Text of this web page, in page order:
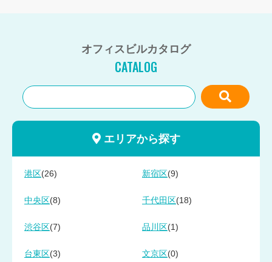
オフィスビルカタログ
CATALOG
エリアから探す
港区 (26) 新宿区 (9)
中央区 (8) 千代田区 (18)
渋谷区 (7) 品川区 (1)
台東区 (3) 文京区 (0)